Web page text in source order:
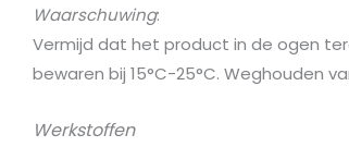
Waarschuwing:
Vermijd dat het product in de ogen
bewaren bij 15°C-25°C. Weghouden
Werkstoffen